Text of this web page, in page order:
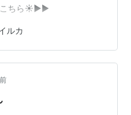
こちら☀️▶▶
ルカ